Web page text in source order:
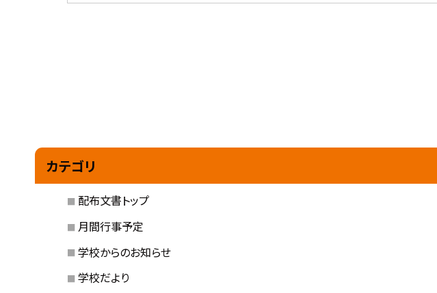
カテゴリ
配布文書トップ
月間行事予定
学校からのお知らせ
学校だより